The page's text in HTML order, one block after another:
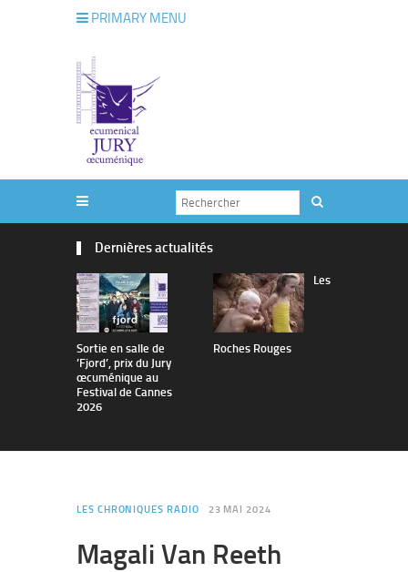
PRIMARY MENU
Dernières actualités
Sortie en salle de
’Fjord’, prix du Jury
œcuménique au
Festival de Cannes
2026
Les
Roches Rouges
LES CHRONIQUES RADIO 23 MAI 2024
Magali Van Reeth